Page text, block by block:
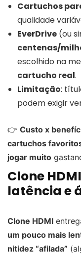
Cartuchos
qualidade
EverDrive (ou
centenas/
escolhido na
cartucho real.
Limitação:
podem exigir
👉 Custo x
cartuchos
jogar muito
Clone
latência e
Clone HDMI
um pouco mais
nitidez “afilada”